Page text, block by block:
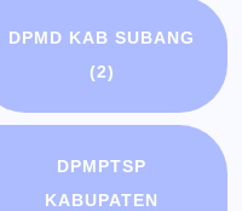
DPMD KAB SUBANG
(2)
DPMPTSP
KABUPATEN